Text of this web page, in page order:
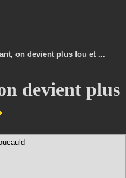
on devient plus fou et ...
devient plus